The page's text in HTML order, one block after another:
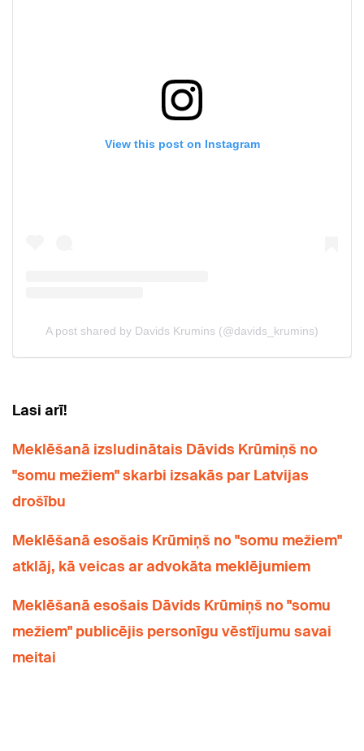
Lasi arī!
Meklēšanā izsludinātais Dāvids Krūmiņš no
"somu mežiem" skarbi izsakās par Latvijas
drošību
Meklēšanā esošais Krūmiņš no "somu mežiem"
atklāj, kā veicas ar advokāta meklējumiem
Meklēšanā esošais Dāvids Krūmiņš no "somu
mežiem" publicējis personīgu vēstījumu savai
meitai